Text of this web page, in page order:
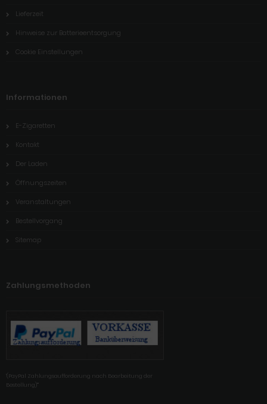
Lieferzeit
Hinweise zur Batterieentsorgung
Cookie Einstellungen
Informationen
E-Zigaretten
Kontakt
Der Laden
Öffnungszeiten
Veranstaltungen
Bestellvorgang
Sitemap
Zahlungsmethoden
'(PayPal Zahlungsaufforderung nach Bearbeitung der
Bestellung)'"